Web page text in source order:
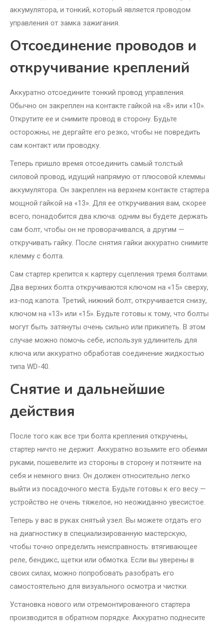
аккумулятора, и тонкий, который является проводом
управления от замка зажигания.
Отсоединение проводов и
откручивание креплений
Аккуратно отсоедините тонкий провод управления.
Обычно он закреплен на контакте гайкой на «8» или «10».
Открутите ее и снимите провод в сторону. Будьте
осторожны, не дергайте его резко, чтобы не повредить
сам контакт или проводку.
Теперь пришло время отсоединить самый толстый
силовой провод, идущий напрямую от плюсовой клеммы
аккумулятора. Он закреплен на верхнем контакте стартера
мощной гайкой на «13». Для ее откручивания вам, скорее
всего, понадобится два ключа: одним вы будете держать
сам болт, чтобы он не проворачивался, а другим —
откручивать гайку. После снятия гайки аккуратно снимите
клемму с болта.
Сам стартер крепится к картеру сцепления тремя болтами.
Два верхних болта откручиваются ключом на «15» сверху,
из-под капота. Третий, нижний болт, откручивается снизу,
ключом на «13» или «15». Будьте готовы к тому, что болты
могут быть затянуты очень сильно или прикипеть. В этом
случае можно помочь себе, используя удлинитель для
ключа или аккуратно обработав соединение жидкостью
типа WD-40.
Снятие и дальнейшие
действия
После того как все три болта крепления откручены,
стартер ничто не держит. Аккуратно возьмите его обеими
руками, пошевелите из стороны в сторону и потяните на
себя и немного вниз. Он должен относительно легко
выйти из посадочного места. Будьте готовы к его весу —
устройство не очень тяжелое, но неожиданно увесистое.
Теперь у вас в руках снятый узел. Вы можете отдать его
на диагностику в специализированную мастерскую,
чтобы точно определить неисправность: втягивающее
реле, бендикс, щетки или обмотка. Если вы уверены в
своих силах, можно попробовать разобрать его
самостоятельно для визуального осмотра и чистки.
Установка нового или отремонтированного стартера
производится в обратном порядке. Аккуратно поднесите